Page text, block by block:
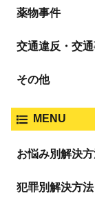
逮捕
盗撮
強姦
詐
恐喝
薬物事件
交通違反・交
ひき
その他
商標
MENU
お悩み別解決
「逮捕」につ
犯罪別解決方法